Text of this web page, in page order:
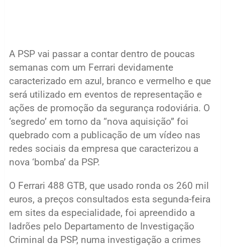
A PSP vai passar a contar dentro de poucas
semanas com um Ferrari devidamente
caracterizado em azul, branco e vermelho e que
será utilizado em eventos de representação e
ações de promoção da segurança rodoviária. O
‘segredo’ em torno da “nova aquisição” foi
quebrado com a publicação de um vídeo nas
redes sociais da empresa que caracterizou a
nova ‘bomba’ da PSP.
O Ferrari 488 GTB, que usado ronda os 260 mil
euros, a preços consultados esta segunda-feira
em sites da especialidade, foi apreendido a
ladrões pelo Departamento de Investigação
Criminal da PSP, numa investigação a crimes